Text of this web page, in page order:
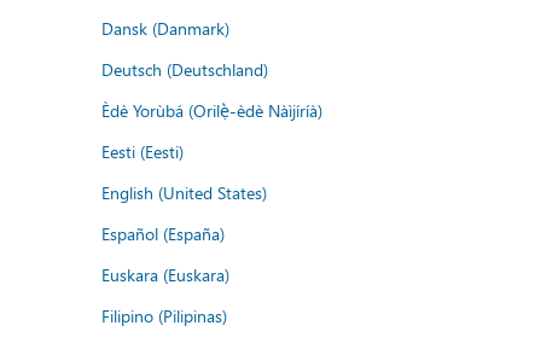
Dansk (Danmark)
Deutsch (Deutschland)
Èdè Yorùbá (Orilẹ̀-èdè Nàìjíríà)
Eesti (Eesti)
English (United States)
Español (España)
Euskara (Euskara)
Filipino (Pilipinas)